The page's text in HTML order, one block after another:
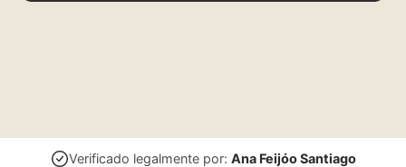
Verificado legalmente por: Ana Feijóo Santiago